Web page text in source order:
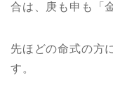
合は、庚も申も「
先ほどの命式の方
す。